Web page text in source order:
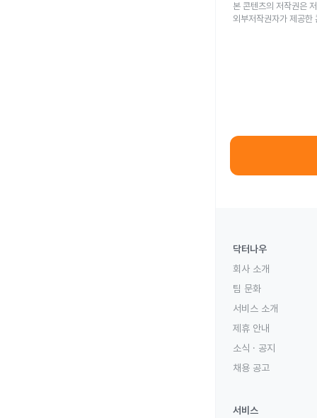
본 콘텐츠의 저작권은
외부저작권자가 제공한
닥터나우
회사 소개
팀 문화
서비스 소개
제휴 안내
소식 · 공지
채용 공고
서비스